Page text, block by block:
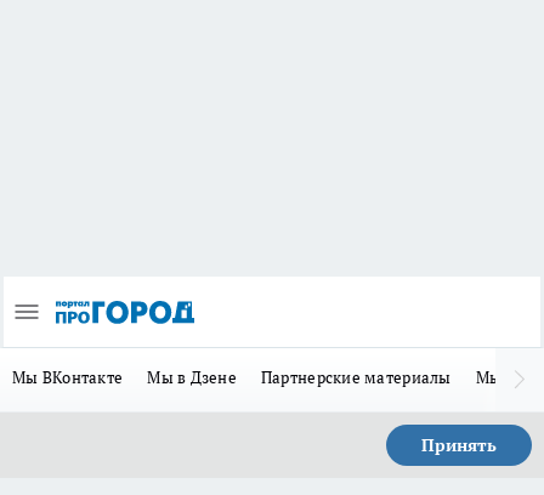
Мы ВКонтакте Мы в Дзене Партнерские материалы Мы в
Принять